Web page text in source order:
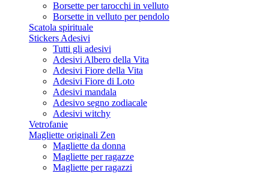
Borsette per tarocchi in velluto
Borsette in velluto per pendolo
Scatola spirituale
Stickers Adesivi
Tutti gli adesivi
Adesivi Albero della Vita
Adesivi Fiore della Vita
Adesivi Fiore di Loto
Adesivi mandala
Adesivo segno zodiacale
Adesivi witchy
Vetrofanie
Magliette originali Zen
Magliette da donna
Magliette per ragazze
Magliette per ragazzi